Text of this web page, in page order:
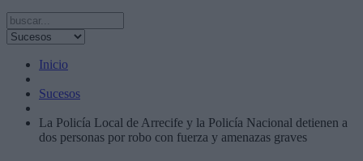
Inicio
Sucesos
La Policía Local de Arrecife y la Policía Nacional detienen a
dos personas por robo con fuerza y amenazas graves